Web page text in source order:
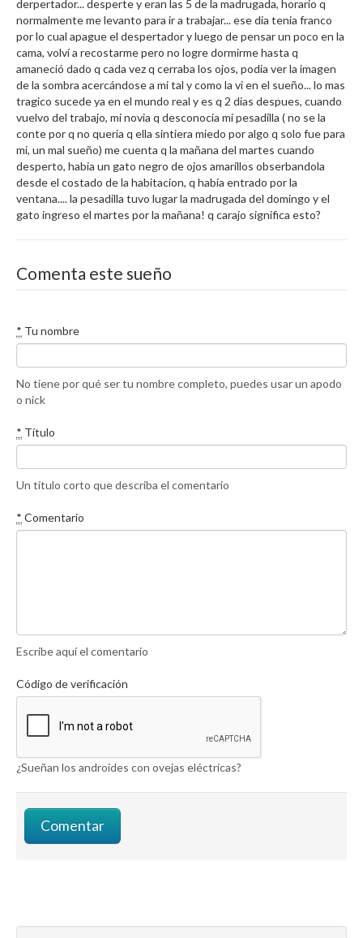
derpertador... desperte y eran las 5 de la madrugada, horario q
normalmente me levanto para ir a trabajar... ese dia tenia franco
por lo cual apague el despertador y luego de pensar un poco en la
cama, volví a recostarme pero no logre dormirme hasta q
amaneció dado q cada vez q cerraba los ojos, podia ver la imagen
de la sombra acercándose a mi tal y como la vi en el sueño... lo mas
tragico sucede ya en el mundo real y es q 2 dias despues, cuando
vuelvo del trabajo, mi novia q desconocia mi pesadilla ( no se la
conte por q no queria q ella sintiera miedo por algo q solo fue para
mi, un mal sueño) me cuenta q la mañana del martes cuando
desperto, habia un gato negro de ojos amarillos obserbandola
desde el costado de la habitacion, q habia entrado por la
ventana.... la pesadilla tuvo lugar la madrugada del domingo y el
gato ingreso el martes por la mañana! q carajo significa esto?
Comenta este sueño
* Tu nombre
No tiene por qué ser tu nombre completo, puedes usar un apodo
o nick
* Título
Un título corto que describa el comentario
* Comentario
Escribe aquí el comentario
Código de verificación
¿Sueñan los androides con ovejas eléctricas?